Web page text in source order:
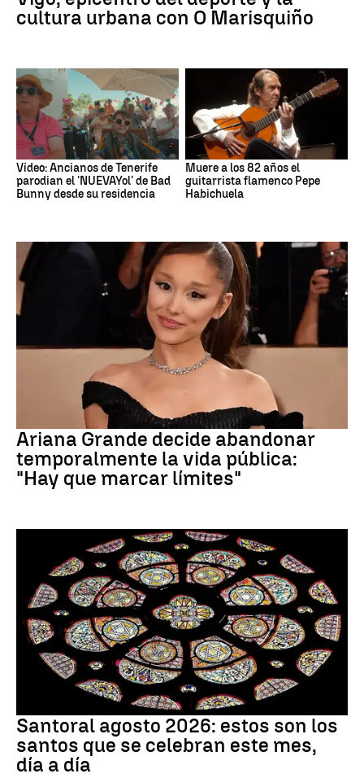
cultura urbana con O Marisquiño
Vídeo: Ancianos de Tenerife
parodian el 'NUEVAYol' de Bad
Bunny desde su residencia
Muere a los 82 años el
guitarrista flamenco Pepe
Habichuela
Ariana Grande decide abandonar
temporalmente la vida pública:
"Hay que marcar límites"
Santoral agosto 2026: estos son los
santos que se celebran este mes,
día a día